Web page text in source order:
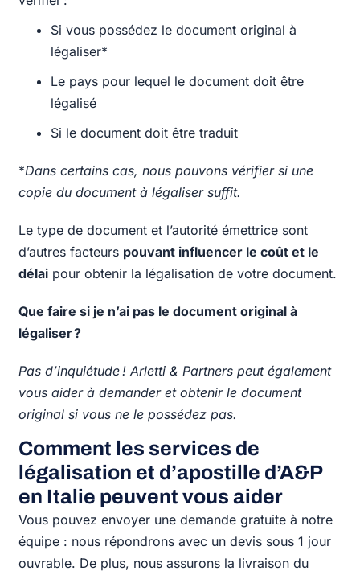
Si vous possédez le document original à
légaliser*
Le pays pour lequel le document doit être
légalisé
Si le document doit être traduit
*Dans certains cas, nous pouvons vérifier si une
copie du document à légaliser suffit.
Le type de document et l’autorité émettrice sont
d’autres facteurs pouvant influencer le coût et le
délai pour obtenir la légalisation de votre document.
Que faire si je n’ai pas le document original à
légaliser ?
Pas d’inquiétude ! Arletti & Partners peut également
vous aider à demander et obtenir le document
original si vous ne le possédez pas.
Comment les services de
légalisation et d’apostille d’A&P
en Italie peuvent vous aider
Vous pouvez envoyer une demande gratuite à notre
équipe : nous répondrons avec un devis sous 1 jour
ouvrable. De plus, nous assurons la livraison du